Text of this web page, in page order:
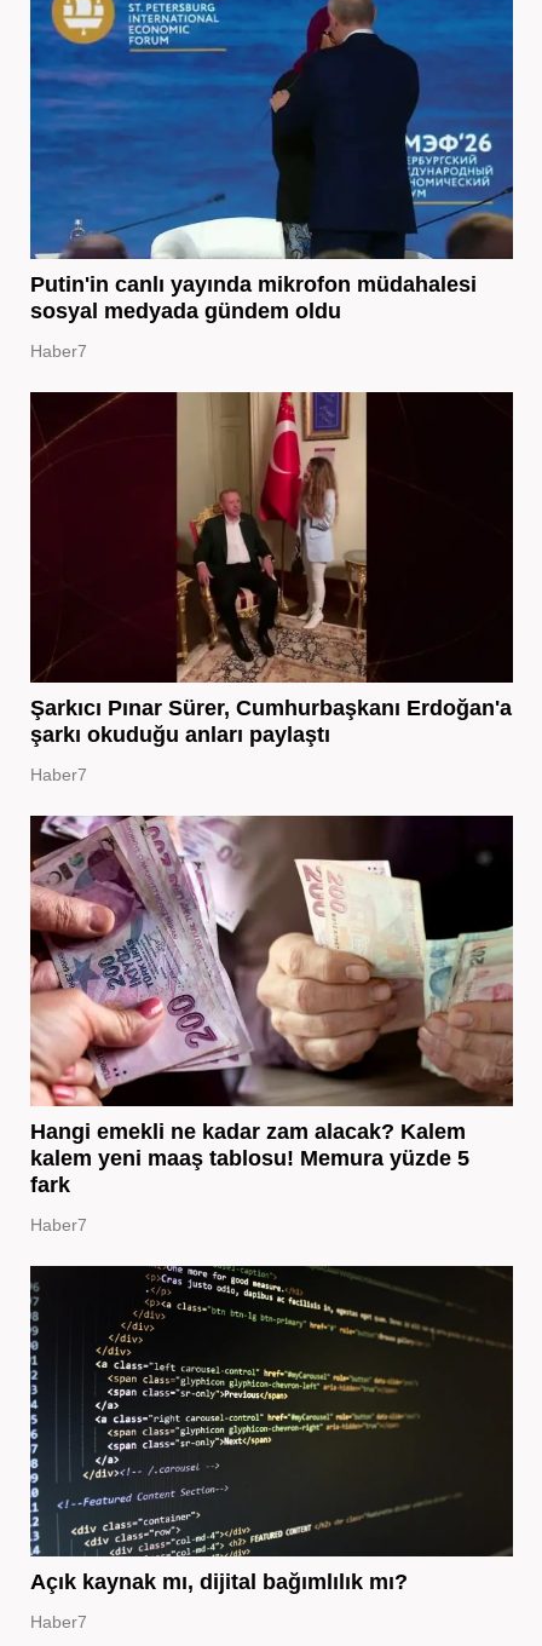
Putin'in canlı yayında mikrofon müdahalesi
sosyal medyada gündem oldu
Haber7
Şarkıcı Pınar Sürer, Cumhurbaşkanı Erdoğan'a
şarkı okuduğu anları paylaştı
Haber7
Hangi emekli ne kadar zam alacak? Kalem
kalem yeni maaş tablosu! Memura yüzde 5
fark
Haber7
Açık kaynak mı, dijital bağımlılık mı?
Haber7